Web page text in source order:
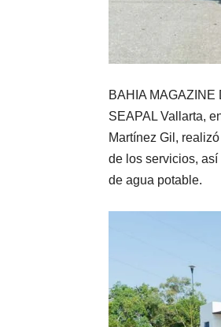
BAHIA
SEAPAL Vallarta,
Martínez Gil,
de los servicios,
de agua potable.